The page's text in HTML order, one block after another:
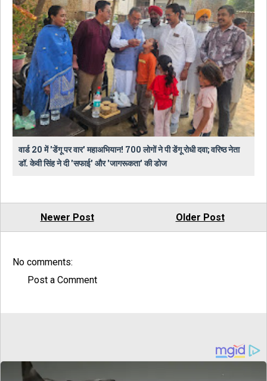
वार्ड 20 में 'डेंगू पर वार' महाअभियान! 700 लोगों ने पी डेंगू रोधी दवा; वरिष्ठ नेता
डॉ. केवी सिंह ने दी 'सफाई' और 'जागरूकता' की डोज
Newer Post Older Post
No comments:
Post a Comment